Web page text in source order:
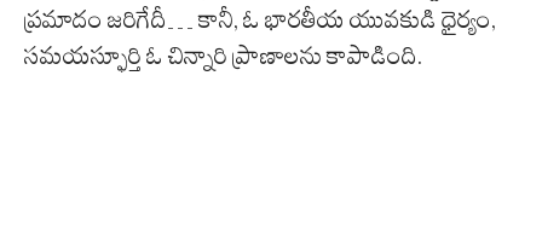
ప్రమాదం జరిగేదీ… కానీ, ఓ భారతీయ యువకుడి ధైర్యం,
సమయస్ఫూర్తి ఓ చిన్నారి ప్రాణాలను కాపాడింది.